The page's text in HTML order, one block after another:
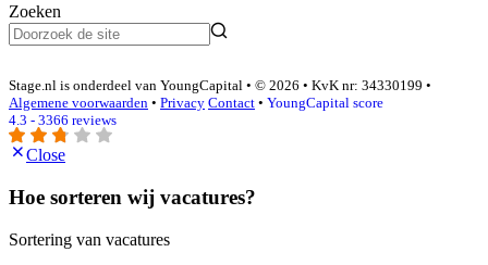
Zoeken
Stage.nl is onderdeel van YoungCapital • © 2026 • KvK nr: 34330199 •
Algemene voorwaarden • Privacy Contact • YoungCapital score
4.3 - 3366 reviews
Close
Hoe sorteren wij vacatures?
Sortering van vacatures